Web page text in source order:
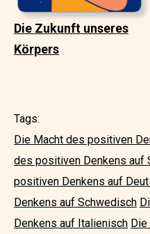
Die Zukunft unseres
Körpers
Tags:
Die Macht des positiven
des positiven Denkens auf
positiven Denkens auf
Denkens auf Schwedisch
Denkens auf Italienisch